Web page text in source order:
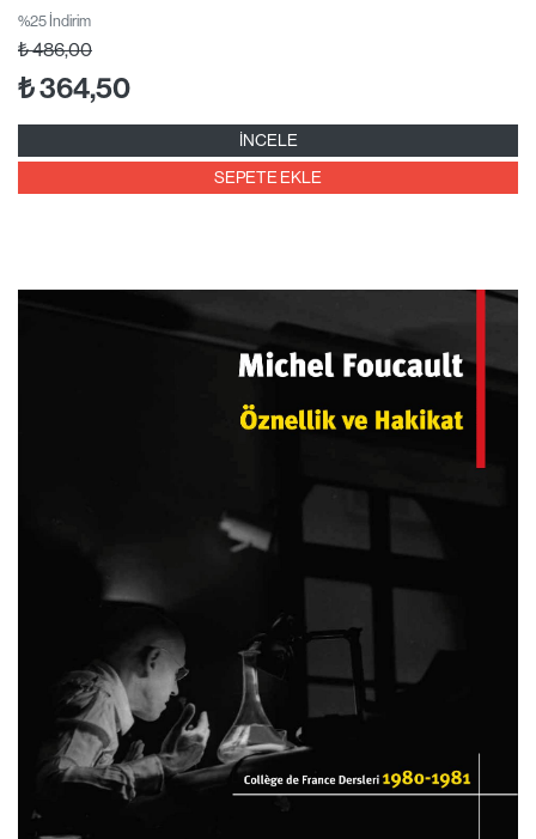
%25 İndirim
₺486,00
₺364,50
İNCELE
SEPETE EKLE